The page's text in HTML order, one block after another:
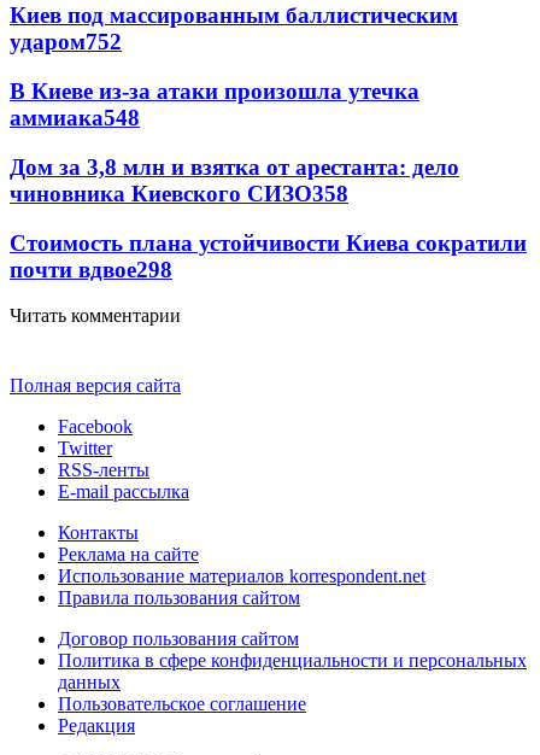
Киев под массированным баллистическим
ударом752
В Киеве из-за атаки произошла утечка
аммиака548
Дом за 3,8 млн и взятка от арестанта: дело
чиновника Киевского СИЗО358
Стоимость плана устойчивости Киева сократили
почти вдвое298
Читать комментарии
Полная версия сайта
Facebook
Twitter
RSS-ленты
E-mail рассылка
Контакты
Реклама на сайте
Использование материалов korrespondent.net
Правила пользования сайтом
Договор пользования сайтом
Политика в сфере конфиденциальности и персональных
данных
Пользовательское соглашение
Редакция